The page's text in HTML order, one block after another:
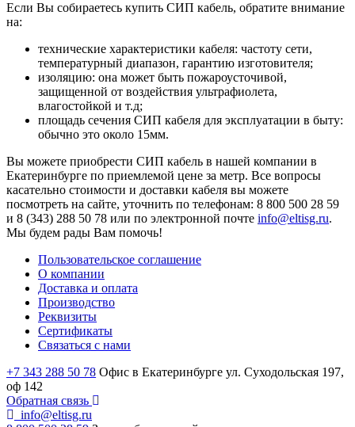
Если Вы собираетесь купить СИП кабель, обратите внимание
на:
технические характеристики кабеля: частоту сети,
температурный диапазон, гарантию изготовителя;
изоляцию: она может быть пожароусточивой,
защищенной от воздействия ультрафиолета,
влагостойкой и т.д;
площадь сечения СИП кабеля для эксплуатации в быту:
обычно это около 15мм.
Вы можете приобрести СИП кабель в нашей компании в
Екатеринбурге по приемлемой цене за метр. Все вопросы
касательно стоимости и доставки кабеля вы можете
посмотреть на сайте, уточнить по телефонам: 8 800 500 28 59
и 8 (343) 288 50 78 или по электронной почте info@eltisg.ru.
Мы будем рады Вам помочь!
Пользовательское соглашение
О компании
Доставка и оплата
Производство
Реквизиты
Сертификаты
Связаться с нами
+7 343 288 50 78 Офис в Екатеринбурге ул. Суходольская 197,
оф 142
Обратная связь
info@eltisg.ru